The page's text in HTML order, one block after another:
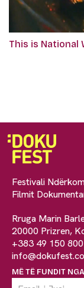
This is National
Festivali
Filmit
Rruga Marin
20000 Prizren,
+383 49 150 800
MË TË FUNDIT